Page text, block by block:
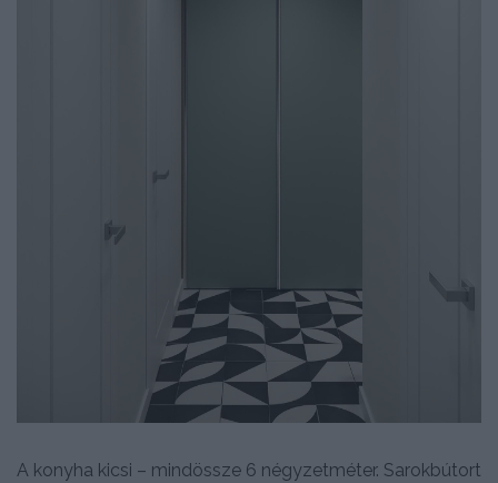
A konyha kicsi – mindössze 6 négyzetméter. Sarokbútort